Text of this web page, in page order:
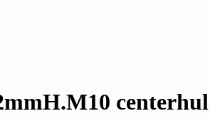
centerhul